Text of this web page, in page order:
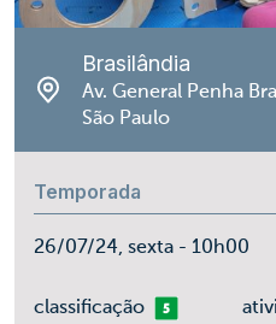
Brasilândia
Av. General Penha
São Paulo
Temporada
26/07/24, sexta - 10h00
classificaçãomais 05